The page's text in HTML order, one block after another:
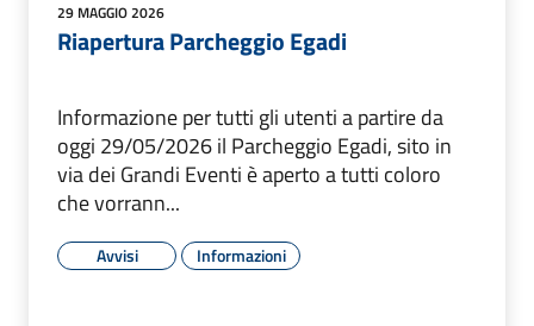
29 MAGGIO 2026
Riapertura Parcheggio Egadi
Informazione per tutti gli utenti a partire da
oggi 29/05/2026 il Parcheggio Egadi, sito in
via dei Grandi Eventi è aperto a tutti coloro
che vorrann...
Avvisi Informazioni